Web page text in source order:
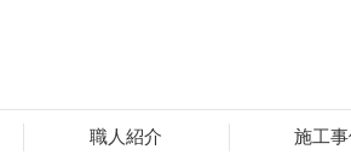
職人紹介 施工